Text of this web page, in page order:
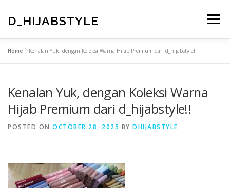
content
D_HIJABSTYLE Menu
SEJARAH VISI KAMI HOME SAMPLE PAGE
Home »Kenalan Yuk, dengan Koleksi Warna Hijab Premium dari d_hijabstyle!!
Kenalan Yuk, dengan Koleksi Warna
Hijab Premium dari d_hijabstyle!!
POSTED ON OCTOBER 28, 2025 BY DHIJABSTYLE